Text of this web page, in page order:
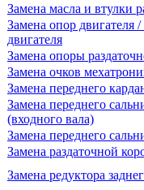
Замена масла и втулки
Замена опор двигателя
двигателя
Замена опоры
Замена очков
Замена переднего
Замена переднего
(входного вала)
Замена переднего
Замена раздаточной
Замена редуктора